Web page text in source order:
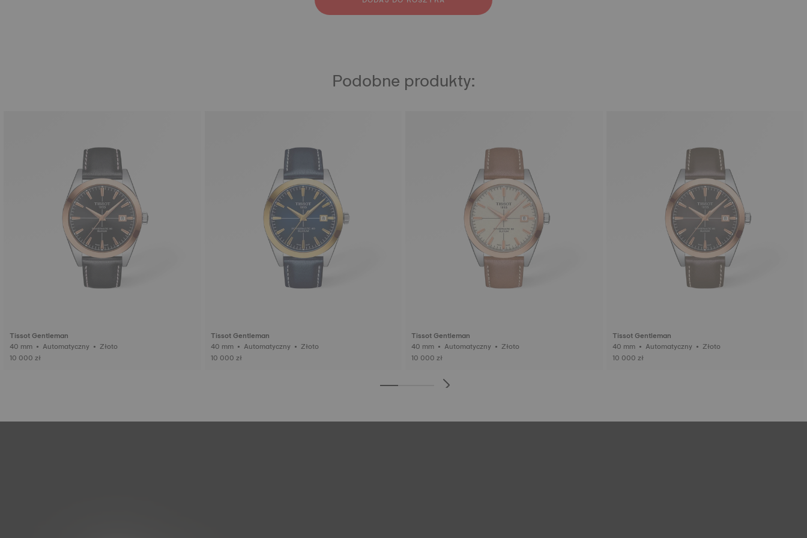
Podobne produkty:
Tissot Gentleman
40 mm • Automatyczny • Złoto
10 000 zł
Tissot Gentleman
40 mm • Automatyczny • Złoto
10 000 zł
Tissot Gentleman
40 mm • Automatyczny • Złoto
10 000 zł
Tissot Gentleman
40 mm • Automatyczny • Złoto
10 000 zł